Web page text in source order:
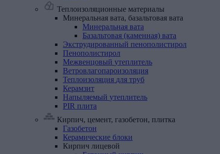
Теплоизоляционные материалы
Минеральная вата, базальтовая вата
Минеральная вата
Базальтовая (каменная) вата
Экструдированный пенополистирол
Пенополистирол
Межвенцовый утеплитель
Ветровлагопароизоляция
Теплоизоляция для труб
Керамзит
Напыляемый утеплитель
PIR плита
Кирпич, цемент, газобетон, плитка
Газобетон
Керамические блоки
Кирпич лицевой